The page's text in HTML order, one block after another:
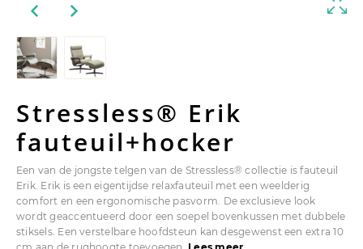
Stressless® Erik
fauteuil+hocker
Een van de jongste telgen van de Stressless® collectie is fauteuil
Erik. Erik is een eigentijdse relaxfauteuil met een weelderig
comfort en een ergonomische pasvorm. De exclusieve look
wordt geaccentueerd door een soepel bovenkussen met dubbele
stiksels. Een verstelbare hoofdsteun kan desgewenst een extra 10